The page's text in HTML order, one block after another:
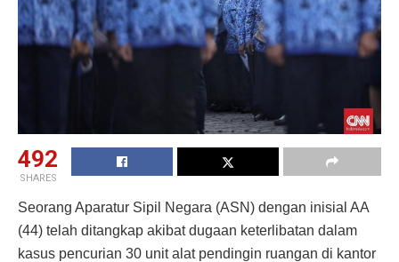
492
SHARES
Seorang Aparatur Sipil Negara (ASN) dengan inisial AA
(44) telah ditangkap akibat dugaan keterlibatan dalam
kasus pencurian 30 unit alat pendingin ruangan di kantor